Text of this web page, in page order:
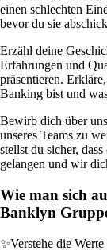
einen schlechten
bevor du sie
Erzähl deine
Erfahrungen und
präsentieren.
Banking bist und
Bewirb dich über
unseres Teams zu
stellst du sicher,
gelangen und wir
Wie man sich
Banklyn
✨Verstehe die